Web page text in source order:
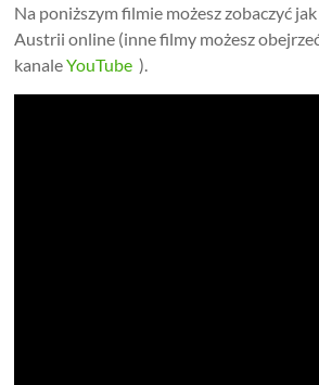
Na poniższym filmie możesz zobaczyć
Austrii online (inne filmy możesz
kanaleYouTube ).